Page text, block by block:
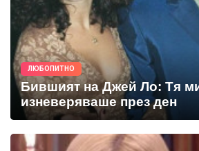
ЛЮБОПИТНО
Бившият на Джей Ло: Тя
изневеряваше през ден